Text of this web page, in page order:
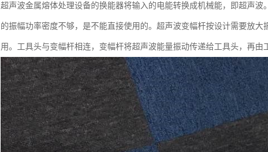
超声波金属熔体处理设备的换能器将输入的电能转换成机械能，即超声
的振幅功率密度不够，是不能直接使用的。超声波变幅杆按设计需要放
用。工具头与变幅杆相连，变幅杆将超声波能量振动传递给工具头，再由